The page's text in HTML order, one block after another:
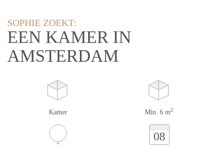
SOPHIE ZOEKT:
EEN KAMER IN
AMSTERDAM
Kamer Min. 6 m2
08